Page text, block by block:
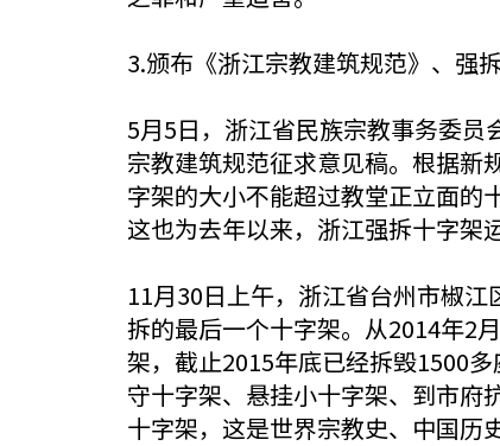
3.颁布《浙江宗教建筑规范》、强
5月5日，浙江省民族宗教事务委
宗教建筑规范征求意见稿。根据新
字架的大小不能超过教堂正立面的
这也为去年以来，浙江强拆十字架
11月30日上午，浙江省台州市椒
拆的最后一个十字架。从2014年2
架，截止2015年底已经拆毁1500
守十字架、悬挂小十字架、到市
十字架，这是世界宗教史、中国历